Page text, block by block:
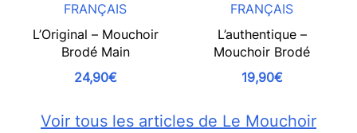
FRANÇAIS
L’Original – Mouchoir
Brodé Main
24,90€
FRANÇAIS
L’authentique –
Mouchoir Brodé
19,90€
Voir tous les articles de Le Mouchoir